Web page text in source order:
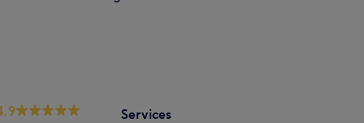
Services